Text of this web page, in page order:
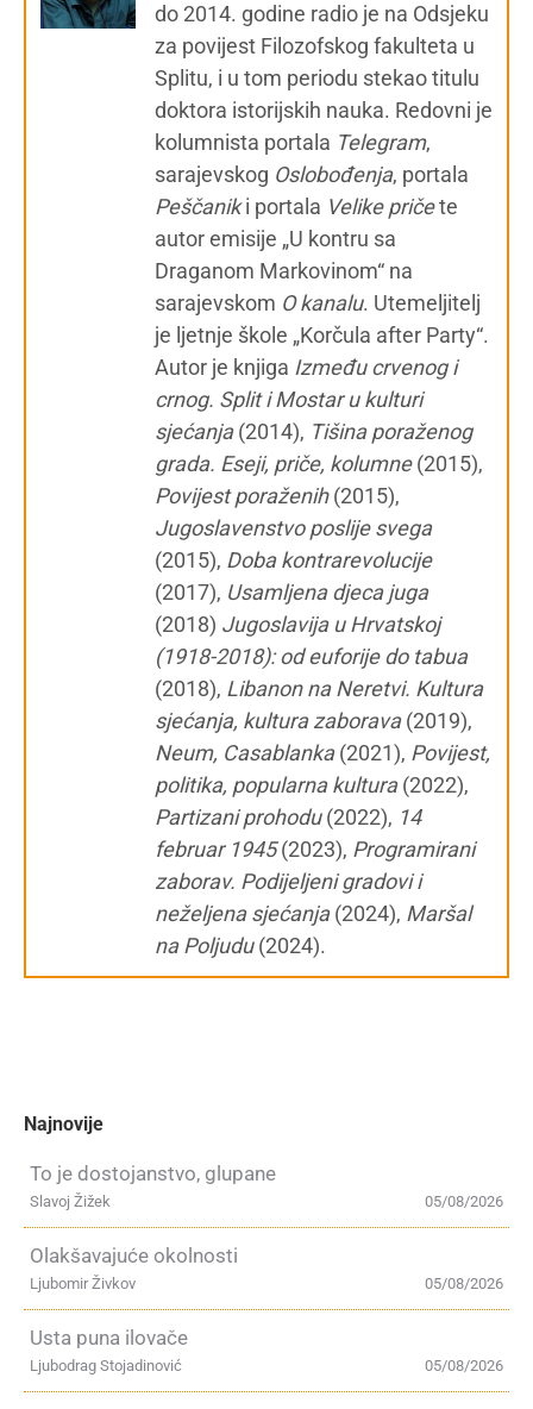
do 2014. godine radio je na Odsjeku
za povijest Filozofskog fakulteta u
Splitu, i u tom periodu stekao titulu
doktora istorijskih nauka. Redovni je
kolumnista portala Telegram,
sarajevskog Oslobođenja, portala
Peščaniki portala Velike pričete
autor emisije „U kontru sa
Draganom Markovinom“ na
sarajevskom O kanalu. Utemeljitelj
je ljetnje škole „Korčula after Party“.
Autor je knjiga Između crvenog i
crnog. Split i Mostar u kulturi
sjećanja(2014), Tišina poraženog
grada. Eseji, priče, kolumne(2015),
Povijest poraženih(2015),
Jugoslavenstvo poslije svega
(2015), Doba kontrarevolucije
(2017), Usamljena djeca juga
(2018) Jugoslavija u Hrvatskoj
(1918-2018): od euforije do tabua
(2018), Libanon na Neretvi. Kultura
sjećanja, kultura zaborava(2019),
Neum, Casablanka(2021), Povijest,
politika, popularna kultura(2022),
Partizani prohodu(2022), 14
februar 1945(2023), Programirani
zaborav. Podijeljeni gradovi i
neželjena sjećanja(2024), Maršal
na Poljudu(2024).
Najnovije
To je dostojanstvo, glupane
05/08/2026
Slavoj Žižek
Olakšavajuće okolnosti
05/08/2026
Ljubomir Živkov
Usta puna ilovače
05/08/2026
Ljubodrag Stojadinović